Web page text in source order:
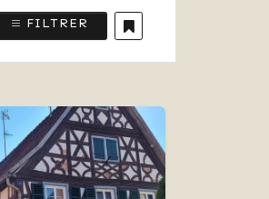
FILTRER